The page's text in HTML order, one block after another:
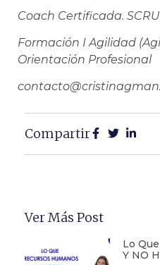
Coach Certificada.
Formación I Agilidad
Orientación Profesional
Compartir
Ver Más Post
Lo
Y NO